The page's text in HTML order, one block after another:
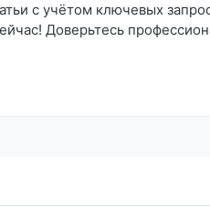
с учётом ключевых
Доверьтесь